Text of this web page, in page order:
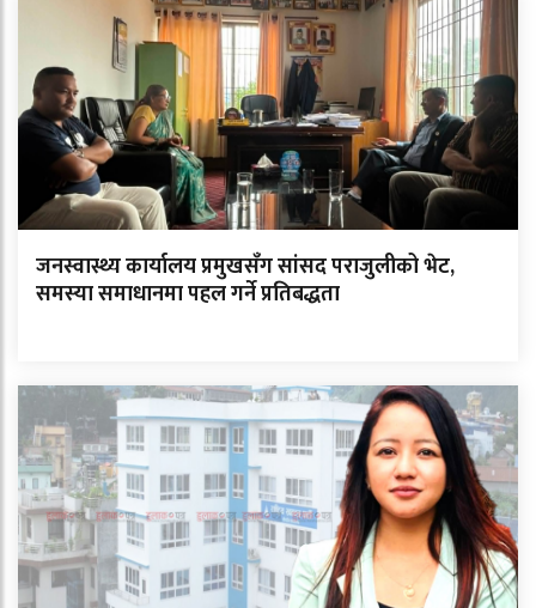
जनस्वास्थ्य कार्यालय प्रमुखसँग सांसद पराजुलीको भेट,
समस्या समाधानमा पहल गर्ने प्रतिबद्धता